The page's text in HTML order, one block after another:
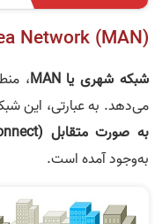
Network (MAN)
شبکه شهری یا MAN ،
می‌دهد. به عبارتی، این
به صورت متقابل (Interconnect)
به‌وجود آمده است.